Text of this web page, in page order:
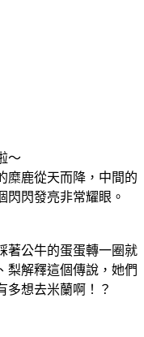
～
糜鹿從天而降，中間的
閃閃發亮非常耀眼。
著公牛的蛋蛋轉一圈就
梨解釋這個傳說，她們
多想去米蘭啊！？